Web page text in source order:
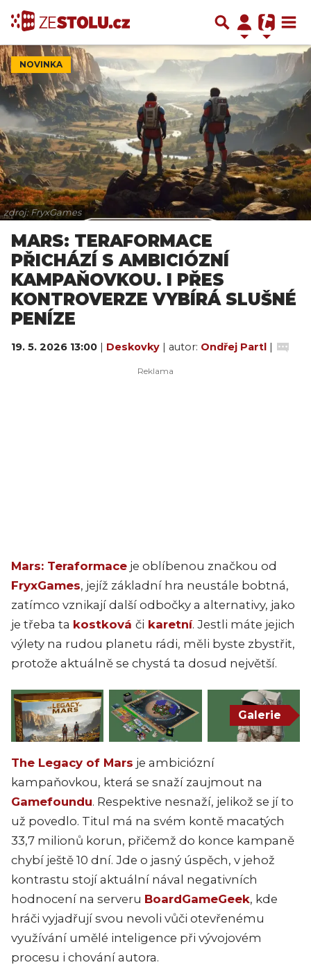
NOVINKA
zdroj: FryxGames
MARS: TERAFORMACE
PŘICHÁZÍ S AMBICIÓZNÍ
KAMPAŇOVKOU. I PŘES
KONTROVERZE VYBÍRÁ SLUŠNÉ
PENÍZE
19. 5. 2026 13:00 | Deskovky | autor: Ondřej Partl |
Mars: Teraformace je oblíbenou značkou od
FryxGames, jejíž základní hra neustále bobtná,
zatímco vznikají další odbočky a alternativy, jako
je třeba ta kostková či karetní. Jestli máte jejich
výlety na rudou planetu rádi, měli byste zbystřit,
protože aktuálně se chystá ta dosud největší.
Galerie
The Legacy of Mars je ambiciózní
kampaňovkou, která se snaží zaujmout na
Gamefoundu. Respektive nesnaží, jelikož se jí to
už povedlo. Titul má na svém kontě macatých
33,7 milionů korun, přičemž do konce kampaně
chybí ještě 10 dní. Jde o jasný úspěch, v jehož
kontrastu stojí aktuální nával negativních
hodnocení na serveru BoardGameGeek, kde
hráči vyjadřují svou nevoli vůči otevřenému
využívání umělé inteligence při vývojovém
procesu i chování autora.